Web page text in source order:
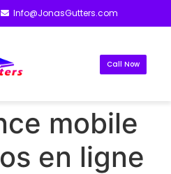
Info@JonasGutters.com
Call Now
mobile
en ligne